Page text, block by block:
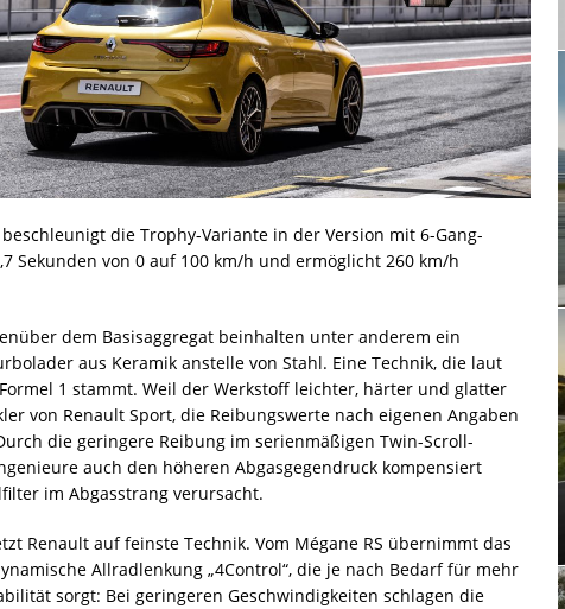
die Trophy-Variante in der Version mit 6-Gang-
Sekunden von 0 auf 100 km/h und ermöglicht 260 km/h
dem Basisaggregat beinhalten unter anderem ein
aus Keramik anstelle von Stahl. Eine Technik, die laut
1 stammt. Weil der Werkstoff leichter, härter und glatter
von Renault Sport, die Reibungswerte nach eigenen Angaben
die geringere Reibung im serienmäßigen Twin-Scroll-
auch den höheren Abgasgegendruck kompensiert
im Abgasstrang verursacht.
Renault auf feinste Technik. Vom Mégane RS übernimmt das
Allradlenkung „4Control“, die je nach Bedarf für mehr
sorgt: Bei geringeren Geschwindigkeiten schlagen die